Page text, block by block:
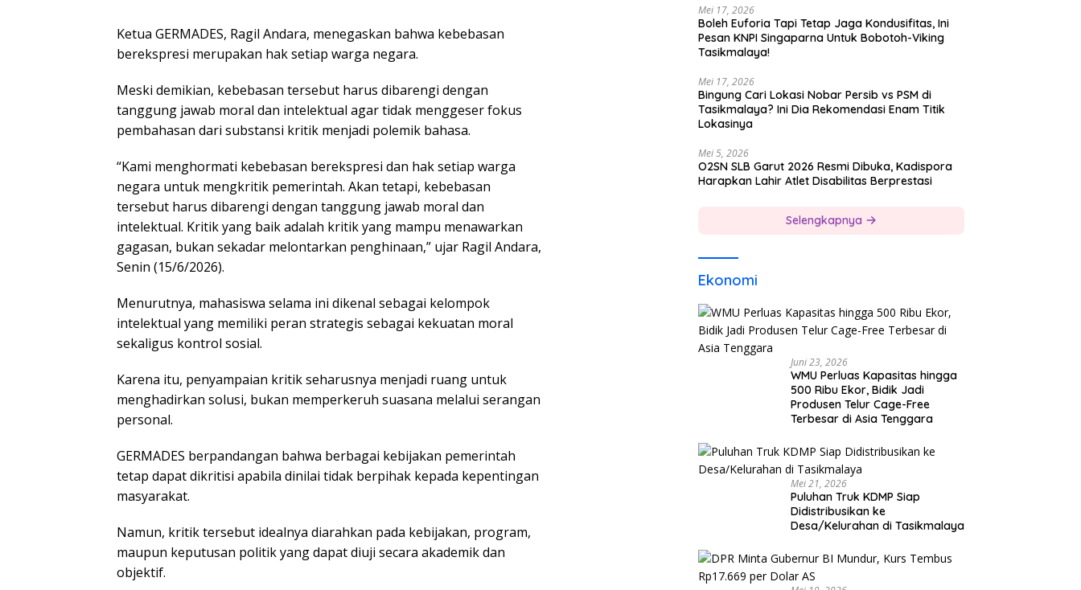
Ketua GERMADES, Ragil Andara, menegaskan bahwa kebebasan
berekspresi merupakan hak setiap warga negara.
Meski demikian, kebebasan tersebut harus dibarengi dengan
tanggung jawab moral dan intelektual agar tidak menggeser fokus
pembahasan dari substansi kritik menjadi polemik bahasa.
“Kami menghormati kebebasan berekspresi dan hak setiap warga
negara untuk mengkritik pemerintah. Akan tetapi, kebebasan
tersebut harus dibarengi dengan tanggung jawab moral dan
intelektual. Kritik yang baik adalah kritik yang mampu menawarkan
gagasan, bukan sekadar melontarkan penghinaan,” ujar Ragil Andara,
Senin (15/6/2026).
Menurutnya, mahasiswa selama ini dikenal sebagai kelompok
intelektual yang memiliki peran strategis sebagai kekuatan moral
sekaligus kontrol sosial.
Karena itu, penyampaian kritik seharusnya menjadi ruang untuk
menghadirkan solusi, bukan memperkeruh suasana melalui serangan
personal.
GERMADES berpandangan bahwa berbagai kebijakan pemerintah
tetap dapat dikritisi apabila dinilai tidak berpihak kepada kepentingan
masyarakat.
Namun, kritik tersebut idealnya diarahkan pada kebijakan, program,
maupun keputusan politik yang dapat diuji secara akademik dan
objektif.
Mei 17, 2026
Boleh Euforia Tapi Tetap Jaga Kondusifitas, Ini
Pesan KNPI Singaparna Untuk Bobotoh-Viking
Tasikmalaya!
Mei 17, 2026
Bingung Cari Lokasi Nobar Persib vs PSM di
Tasikmalaya? Ini Dia Rekomendasi Enam Titik
Lokasinya
Mei 5, 2026
O2SN SLB Garut 2026 Resmi Dibuka, Kadispora
Harapkan Lahir Atlet Disabilitas Berprestasi
Selengkapnya
Ekonomi
Juni 23, 2026
WMU Perluas Kapasitas hingga
500 Ribu Ekor, Bidik Jadi
Produsen Telur Cage-Free
Terbesar di Asia Tenggara
Mei 21, 2026
Puluhan Truk KDMP Siap
Didistribusikan ke
Desa/Kelurahan di Tasikmalaya